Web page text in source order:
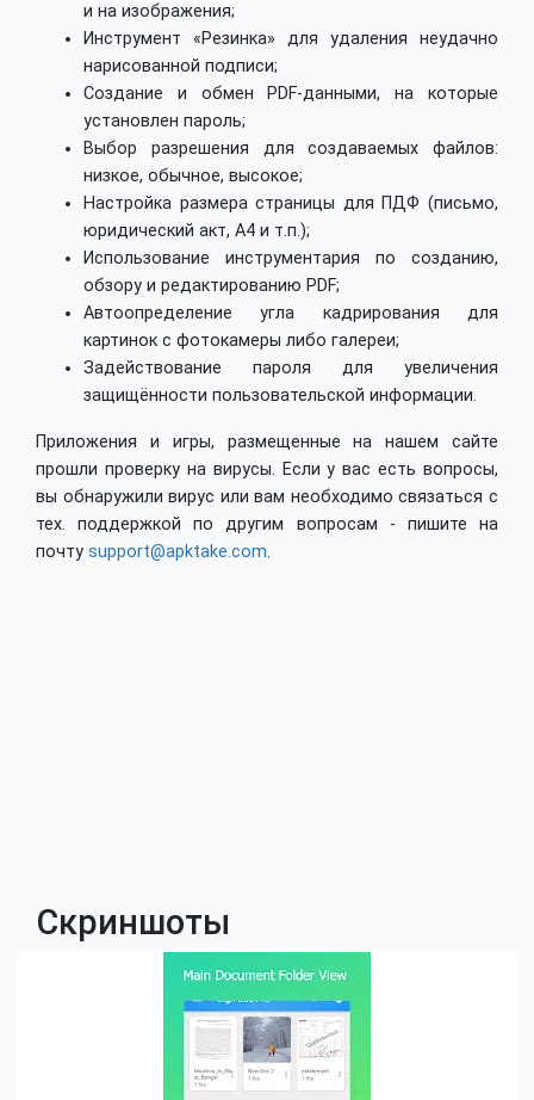
и на изображения;
Инструмент «Резинка» для удаления неудачно
нарисованной подписи;
Создание и обмен PDF-данными, на которые
установлен пароль;
Выбор разрешения для создаваемых файлов:
низкое, обычное, высокое;
Настройка размера страницы для ПДФ (письмо,
юридический акт, A4 и т.п.);
Использование инструментария по созданию,
обзору и редактированию PDF;
Автоопределение угла кадрирования для
картинок с фотокамеры либо галереи;
Задействование пароля для увеличения
защищённости пользовательской информации.
Приложения и игры, размещенные на нашем сайте
прошли проверку на вирусы. Если у вас есть вопросы,
вы обнаружили вирус или вам необходимо связаться с
тех. поддержкой по другим вопросам - пишите на
почту support@apktake.com.
Скриншоты